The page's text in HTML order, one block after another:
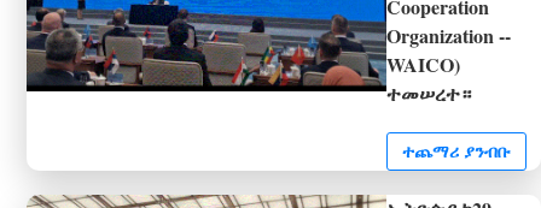
Cooperation
Organization --
WAICO)
ተመሠረተ።
ተጨማሪ ያንብቡ